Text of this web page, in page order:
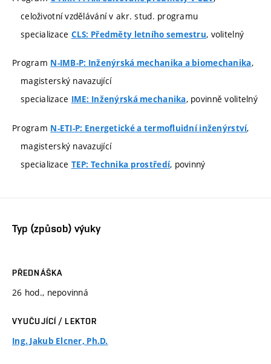
celoživotní vzdělávání v akr. stud. programu
specializace CLS: Předměty letního semestru, volitelný
Program N-IMB-P: Inženýrská mechanika a biomechanika,
magisterský navazující
specializace IME: Inženýrská mechanika, povinně volitelný
Program N-ETI-P: Energetické a termofluidní inženýrství,
magisterský navazující
specializace TEP: Technika prostředí, povinný
Typ (způsob) výuky
PŘEDNÁŠKA
26 hod., nepovinná
VYUČUJÍCÍ / LEKTOR
Ing. Jakub Elcner, Ph.D.